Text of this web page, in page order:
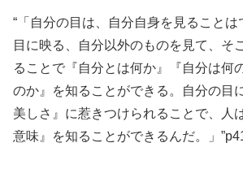
“「自分の目は、自分自身を見ること
目に映る、自分以外のものを見て、そ
ることで『自分とは何か』『自分は何
のか』を知ることができる。自分の目
美しさ』に惹きつけられることで、人
意味』を知ることができるんだ。」